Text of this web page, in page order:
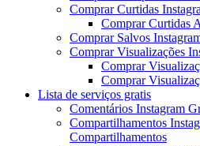
Comprar Curtidas
Comprar Curtidas
Comprar Salvos
Comprar Visualizações
Comprar
Comprar
Lista de serviços gratis
Comentários Instagram
Compartilhamentos
Compartilhamentos